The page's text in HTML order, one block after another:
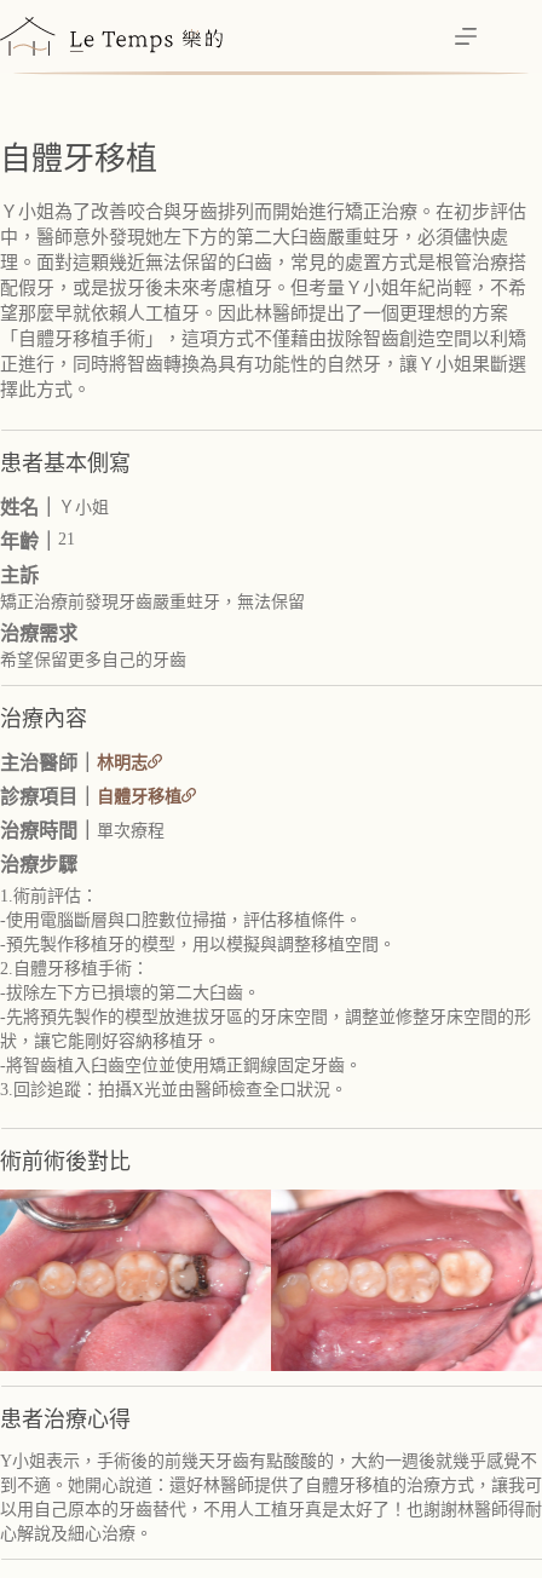
至
主
容自體牙移植
Ｙ小姐為了改善咬合與牙齒排列而開始進行矯正治療。在初步評估
中，醫師意外發現她左下方的第二大臼齒嚴重蛀牙，必須儘快處
理。面對這顆幾近無法保留的臼齒，常見的處置方式是根管治療搭
配假牙，或是拔牙後未來考慮植牙。但考量Ｙ小姐年紀尚輕，不希
望那麼早就依賴人工植牙。因此林醫師提出了一個更理想的方案
「自體牙移植手術」，這項方式不僅藉由拔除智齒創造空間以利矯
正進行，同時將智齒轉換為具有功能性的自然牙，讓Ｙ小姐果斷選
擇此方式。
患者基本側寫
姓名｜ Ｙ小姐
年齡｜ 21
主訴
矯正治療前發現牙齒嚴重蛀牙，無法保留
治療需求
希望保留更多自己的牙齒
治療內容
主治醫師｜ 林明志
診療項目｜ 自體牙移植
治療時間｜ 單次療程
治療步驟
1.術前評估：
-使用電腦斷層與口腔數位掃描，評估移植條件。
-預先製作移植牙的模型，用以模擬與調整移植空間。
2.自體牙移植手術：
-拔除左下方已損壞的第二大臼齒。
-先將預先製作的模型放進拔牙區的牙床空間，調整並修整牙床空間的形
狀，讓它能剛好容納移植牙。
-將智齒植入臼齒空位並使用矯正鋼線固定牙齒。
3.回診追蹤：拍攝X光並由醫師檢查全口狀況。
術前術後對比
患者治療心得
Y小姐表示，手術後的前幾天牙齒有點酸酸的，大約一週後就幾乎感覺不
到不適。她開心說道：還好林醫師提供了自體牙移植的治療方式，讓我可
以用自己原本的牙齒替代，不用人工植牙真是太好了！也謝謝林醫師得耐
心解說及細心治療。